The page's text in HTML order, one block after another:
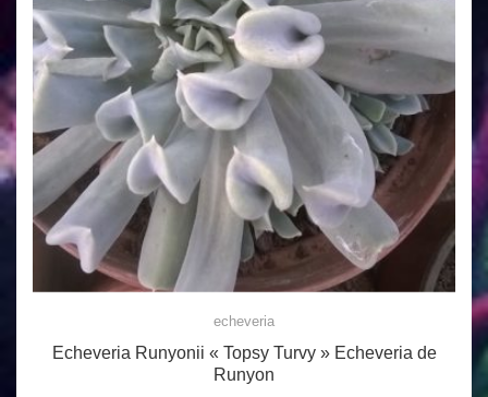
echeveria
Echeveria Runyonii « Topsy Turvy » Echeveria de
Runyon